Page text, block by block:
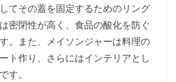
てその蓋を固定するためのリング
密閉性が高く、食品の酸化を防ぐ
。また、メイソンジャーは料理の
ト作り、さらにはインテリアとし
す。